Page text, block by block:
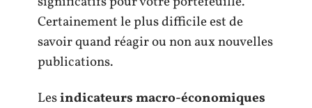
Certainement le plus difficile est de
savoir quand réagir ou non aux nouvelles
publications.
Lesindicateurs macro-économiques